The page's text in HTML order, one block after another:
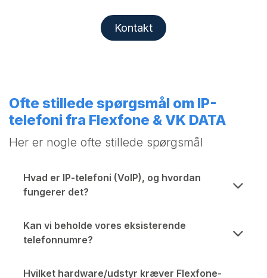
Kontakt
Ofte stillede spørgsmål om IP-
telefoni fra Flexfone & VK DATA
Her er nogle ofte stillede spørgsmål
Hvad er IP-telefoni (VoIP), og hvordan
fungerer det?
Kan vi beholde vores eksisterende
telefonnumre?
Hvilket hardware/udstyr kræver Flexfone-